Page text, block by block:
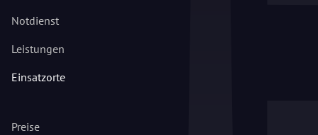
Notdienst
Leistungen
Einsatzorte
Preise